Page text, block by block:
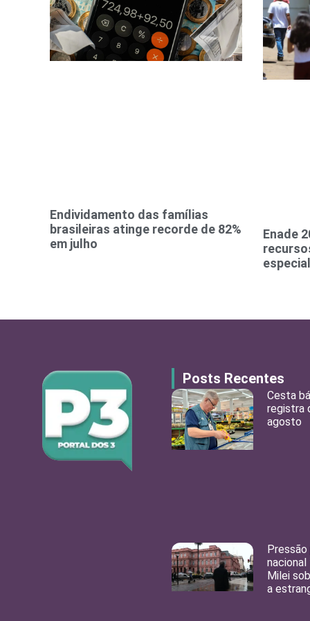
Endividamento das famílias
brasileiras atinge recorde de 82%
em julho
Enade
Posts Recentes
Cesta
registra
agosto
Pressão
Milei
a